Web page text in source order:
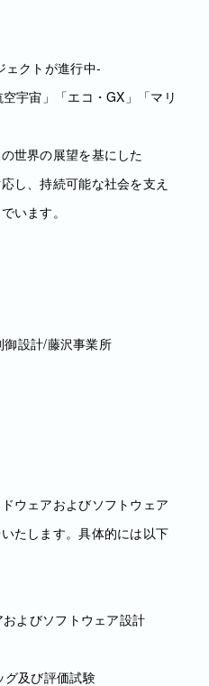
クトが進行中‐
宇宙」「エコ・GX」「マリ
世界の展望を基にした
し、持続可能な社会を支え
います。
設計/藤沢事業所
ウェアおよびソフトウェア
たします。具体的には以下
およびソフトウェア設計
グ及び評価試験